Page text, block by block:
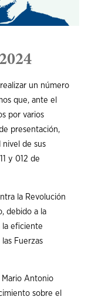
un número
que, ante el
por varios
presentación,
nivel de sus
y 012 de
la Revolución
debido a la
la eficiente
Fuerzas
Mario Antonio
sobre el